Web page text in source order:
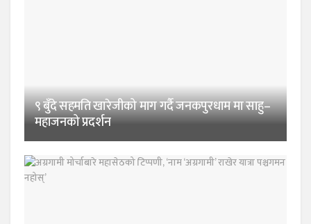
९ बुँदे सहमति खारेजीको माग गर्दै जनकपुरधाम मा साहु–
महाजनको प्रदर्शन